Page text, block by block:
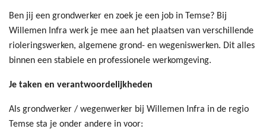
Ben jij een grondwerker en zoek je een job in Temse? Bij
Willemen Infra werk je mee aan het plaatsen van verschillende
rioleringswerken, algemene grond- en wegeniswerken. Dit alles
binnen een stabiele en professionele werkomgeving.
Je taken en verantwoordelijkheden
Als grondwerker / wegenwerker bij Willemen Infra in de regio
Temse sta je onder andere in voor: